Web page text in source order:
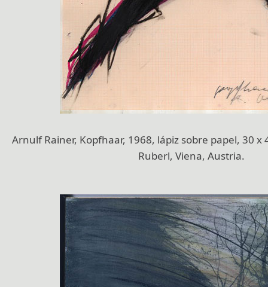
Arnulf Rainer, Kopfhaar, 1968, lápiz sobre papel, 30 x
Ruberl, Viena, Austria.